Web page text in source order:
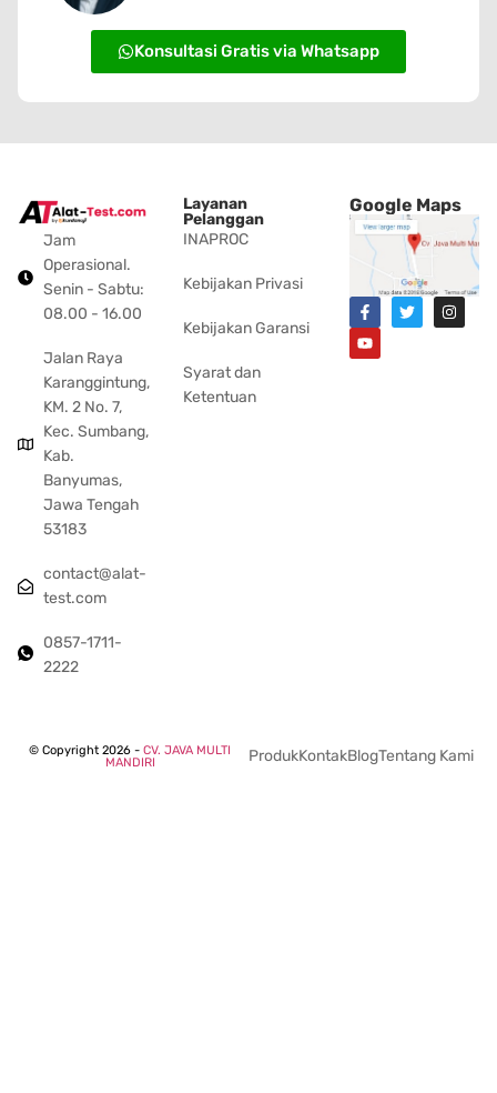
Konsultasi Gratis via Whatsapp
Jam
Operasional.
Senin - Sabtu:
08.00 - 16.00
Jalan Raya
Karanggintung,
KM. 2 No. 7,
Kec. Sumbang,
Kab.
Banyumas,
Jawa Tengah
53183
contact@alat-
test.com
0857-1711-
2222
Layanan
Pelanggan
INAPROC
Kebijakan Privasi
Kebijakan Garansi
Syarat dan
Ketentuan
Google Maps
© Copyright 2026 - CV. JAVA MULTI
MANDIRI
ProdukKontakBlogTentang Kami